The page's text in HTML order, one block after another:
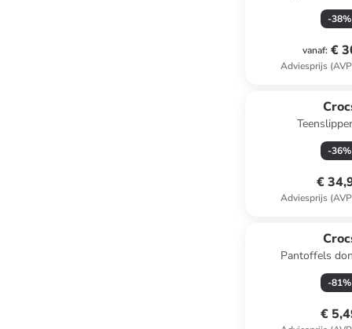
-38%
vanaf: €
Adviesprijs
-36%
€
Adviesprijs
Pantoffels
-81%
€